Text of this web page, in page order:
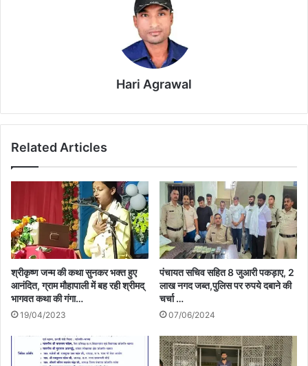
Hari Agrawal
Related Articles
श्रीकृष्ण जन्म की कथा सुनकर भक्त हुए
आनंदित, ग्राम मौहापाली में बह रही श्रीमद्
भागवत कथा की गंगा…
19/04/2023
पंचायत सचिव सहित 8 जुआरी पकड़ाए, 2
लाख नगद जब्त,पुलिस पर रुपये दबाने की
चर्चा …
07/06/2024